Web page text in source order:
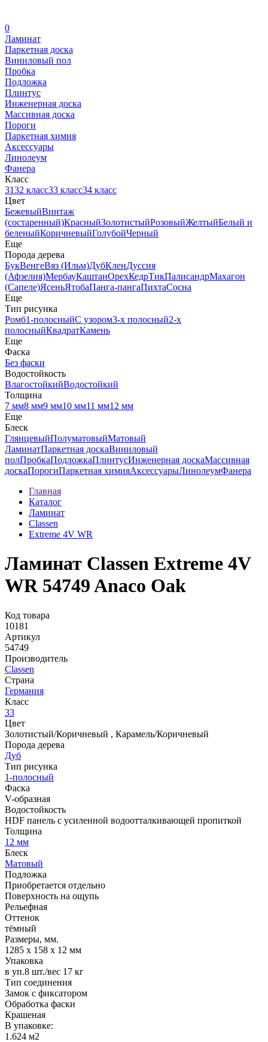
0
Ламинат
Паркетная доска
Виниловый пол
Пробка
Подложка
Плинтус
Инженерная доска
Массивная доска
Пороги
Паркетная химия
Аксессуары
Линолеум
Фанера
Класс
3132 класс33 класс34 класс
Цвет
БежевыйВинтаж
(состаренный)КрасныйЗолотистыйРозовыйЖелтыйБелый и
беленыйКоричневыйГолубойЧерный
Еще
Порода дерева
БукВенгеВяз (Ильм)ДубКленДуссия
(Афзелия)МербауКаштанОрехКедрТикПалисандрМахагон
(Сапеле)ЯсеньЯтобаПанга-пангаПихтаСосна
Еще
Тип рисунка
Ромб1-полосныйС узором3-х полосный2-х
полосныйКвадратКамень
Еще
Фаска
Без фаски
Водостойкость
ВлагостойкийВодостойкий
Толщина
7 мм8 мм9 мм10 мм11 мм12 мм
Еще
Блеск
ГлянцевыйПолуматовыйМатовый
ЛаминатПаркетная доскаВиниловый
полПробкаПодложкаПлинтусИнженерная доскаМассивная
доскаПорогиПаркетная химияАксессуарыЛинолеумФанера
Главная
Каталог
Ламинат
Classen
Extreme 4V WR
Ламинат Classen Extreme 4V
WR 54749 Anaco Oak
Код товара
10181
Артикул
54749
Производитель
Classen
Страна
Германия
Класс
33
Цвет
Золотистый/Коричневый , Карамель/Коричневый
Порода дерева
Дуб
Тип рисунка
1-полосный
Фаска
V-образная
Водостойкость
HDF панель с усиленной водоотталкивающей пропиткой
Толщина
12 мм
Блеск
Матовый
Подложка
Приобретается отдельно
Поверхность на ощупь
Рельефная
Оттенок
тёмный
Размеры, мм.
1285 х 158 х 12 мм
Упаковка
в уп.8 шт./вес 17 кг
Тип соединения
Замок с фиксатором
Обработка фаски
Крашеная
В упаковке:
1.624 м2